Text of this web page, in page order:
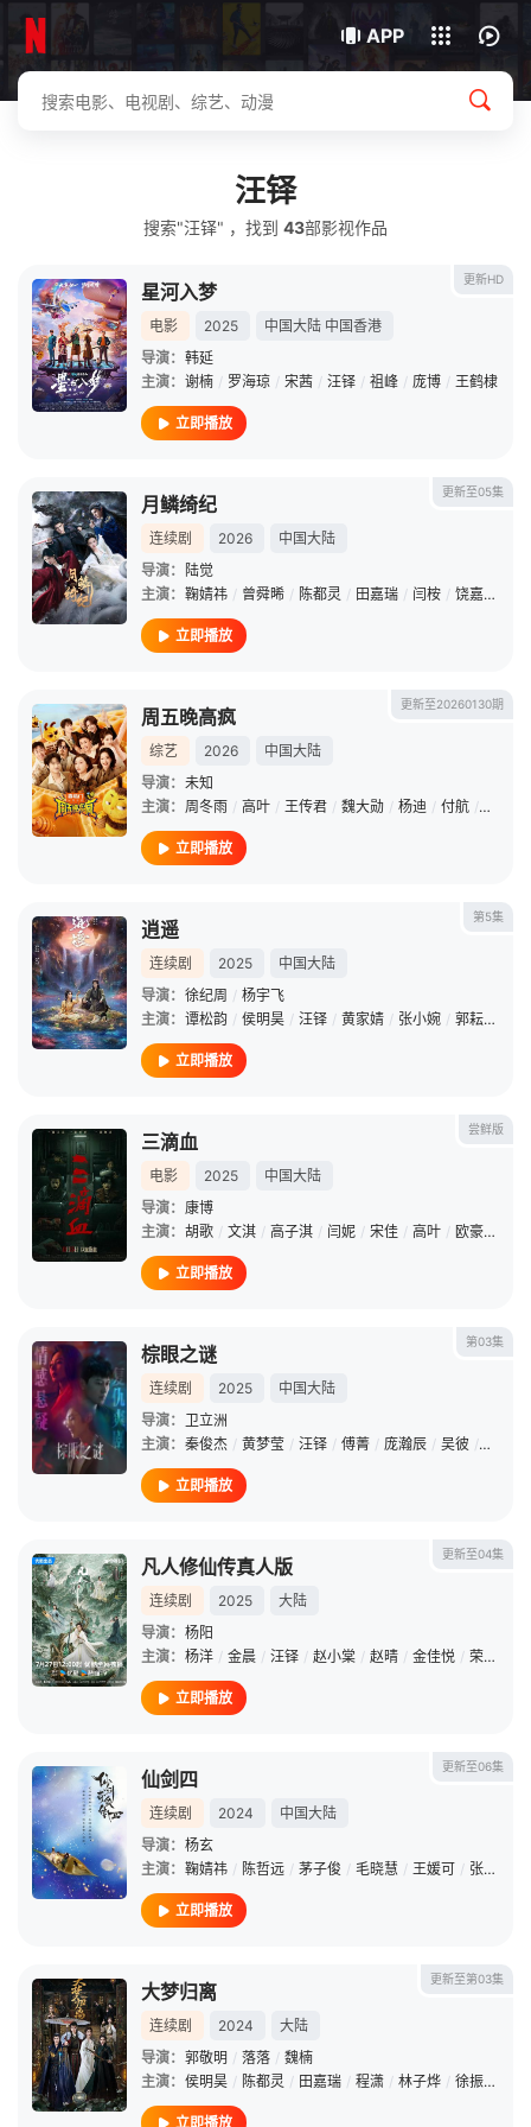
APP
下载客户端
我的观影记录
汪铎
搜索"汪铎" ，找到 43部影视作品
更新HD
星河入梦
电影 2025 中国大陆 中国香港
导演： 韩延
主演： 谢楠 / 罗海琼 / 宋茜 / 汪铎 / 祖峰 / 庞博 / 王鹤棣
立即播放
更新至05集
月鳞绮纪
连续剧 2026
中国大陆
导演：
陆觉
主演： 鞠婧祎 / 曾舜晞 / 陈都灵 / 田嘉瑞 / 闫桉 / 饶嘉迪
立即播放
更新至20260130期
周五晚高疯
综艺 2026
中国大陆
导演： 未知
主演： 周冬雨 / 高叶 / 王传君 / 魏大勋 / 杨迪 / 付航 / 周奇
立即播放
第5集
逍遥
连续剧 2025
中国大陆
导演： 徐纪周 / 杨宇飞
主演： 谭松韵 / 侯明昊 / 汪铎 / 黄家婧 / 张小婉 / 郭耘奇
立即播放
尝鲜版
三滴血
电影 2025
中国大陆
导演： 康博
主演： 胡歌 / 文淇 / 高子淇 / 闫妮 / 宋佳 / 高叶 / 欧豪 /
立即播放
第03集
棕眼之谜
连续剧 2025
中国大陆
导演： 卫立洲
主演： 秦俊杰 / 黄梦莹 / 汪铎 / 傅菁 / 庞瀚辰 / 吴彼 / 陈思澈
立即播放
更新至04集
凡人修仙传真人版
连续剧 2025
大陆
导演： 杨阳
主演： 杨洋 / 金晨 / 汪铎 / 赵小棠 / 赵晴 / 金佳悦 / 荣梓希
立即播放
更新至06集
仙剑四
连续剧 2024
中国大陆
导演： 杨玄
主演： 鞠婧祎 / 陈哲远 / 茅子俊 / 毛晓慧 / 王媛可 / 张帆
立即播放
更新至第03集
大梦归离
连续剧 2024
大陆
导演： 郭敬明 / 落落 / 魏楠
主演： 侯明昊 / 陈都灵 / 田嘉瑞 / 程潇 / 林子烨 / 徐振轩
立即播放